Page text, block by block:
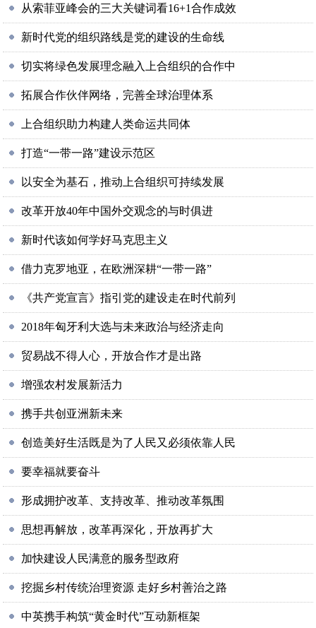
从索菲亚峰会的三大关键词看16+1合作成效
新时代党的组织路线是党的建设的生命线
切实将绿色发展理念融入上合组织的合作中
拓展合作伙伴网络，完善全球治理体系
上合组织助力构建人类命运共同体
打造“一带一路”建设示范区
以安全为基石，推动上合组织可持续发展
改革开放40年中国外交观念的与时俱进
新时代该如何学好马克思主义
借力克罗地亚，在欧洲深耕“一带一路”
《共产党宣言》指引党的建设走在时代前列
2018年匈牙利大选与未来政治与经济走向
贸易战不得人心，开放合作才是出路
增强农村发展新活力
携手共创亚洲新未来
创造美好生活既是为了人民又必须依靠人民
要幸福就要奋斗
形成拥护改革、支持改革、推动改革氛围
思想再解放，改革再深化，开放再扩大
加快建设人民满意的服务型政府
挖掘乡村传统治理资源 走好乡村善治之路
中英携手构筑“黄金时代”互动新框架